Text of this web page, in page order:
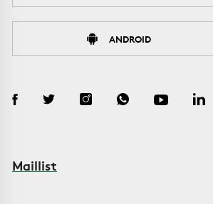
ANDROID
Maillist